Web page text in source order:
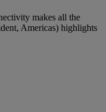
makes all the
Americas) highlights